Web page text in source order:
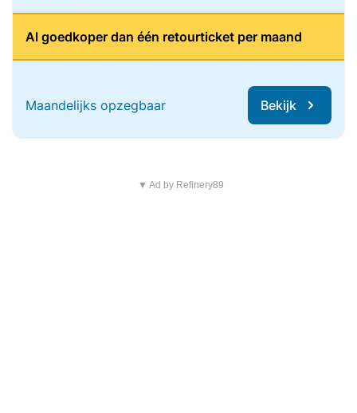
Al goedkoper dan één retourticket per maand
Maandelijks opzegbaar Bekijk
▼ Ad by Refinery89